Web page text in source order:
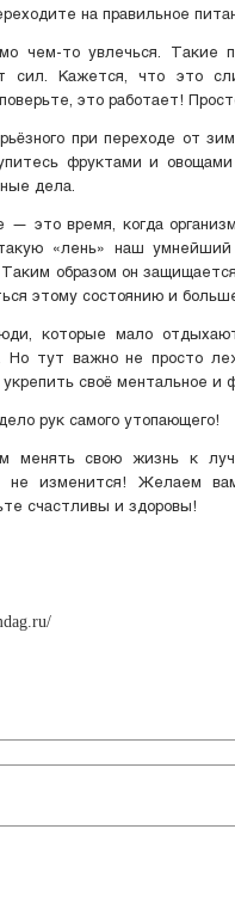
на правильное
чем-то увлечься. Такие
сил. Кажется, что это
это работает!
при переходе от
фруктами и
дела.
это время, когда
«лень» наш умнейший
образом он
этому состоянию и
которые мало
Но тут важно не просто
своё ментальное и
рук самого утопающего!
менять свою жизнь к
не изменится! Желаем
счастливы и здоровы!